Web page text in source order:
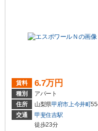
賃料 6.7万円
種別
アパート
住所
山梨県甲府市上今井町
交通
甲斐住吉駅
徒歩23分